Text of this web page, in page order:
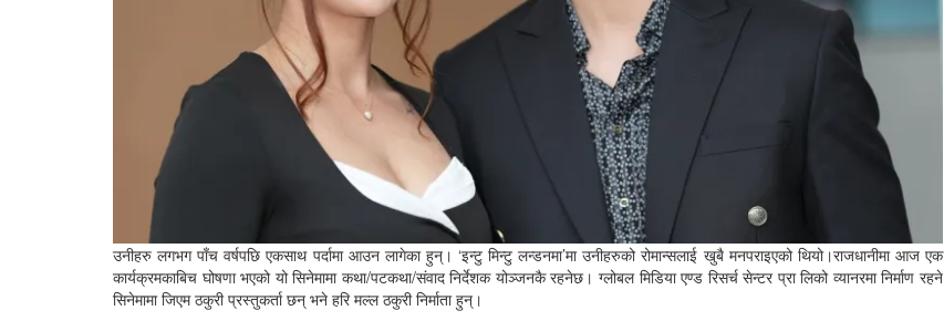
उनीहरु लगभग पाँच वर्षपछि एकसाथ पर्दामा आउन लागेका हुन्। ‘इन्टु मिन्टु लन्डनमा’मा उनीहरुको रोमान्सलाई खुबै मनपराइएको थियो।राजधानीमा आज एक
कार्यक्रमकाबिच घोषणा भएको यो सिनेमामा कथा/पटकथा/संवाद निर्देशक योञ्जनकै रहनेछ। ग्लोबल मिडिया एण्ड रिसर्च सेन्टर प्रा लिको व्यानरमा निर्माण रहने
सिनेमामा जिएम ठकुरी प्रस्तुकर्ता छन् भने हरि मल्ल ठकुरी निर्माता हुन्।